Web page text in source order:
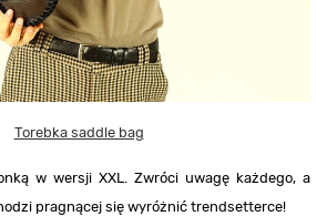
Torebka saddle bag
w wersji XXL. Zwróci uwagę każdego, a
pragnącej się wyróżnić trendsetterce!